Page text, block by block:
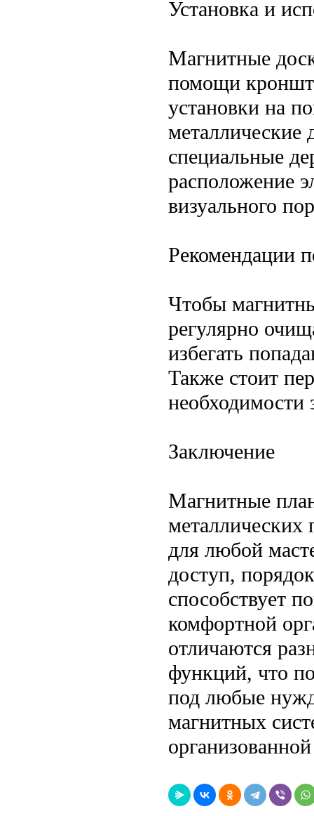
Установка и
Магнитные
помощи
установки на
металлические
специальные
расположение
визуального
Рекомендации
Чтобы
регулярно
избегать
Также стоит
необходимости
Заключение
Магнитные
для любой
доступ,
способствует
комфортной
отличаются
функций, что
под любые
магнитных